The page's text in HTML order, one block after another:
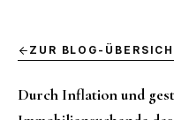
ZUR BLOG-
Durch Inflation und